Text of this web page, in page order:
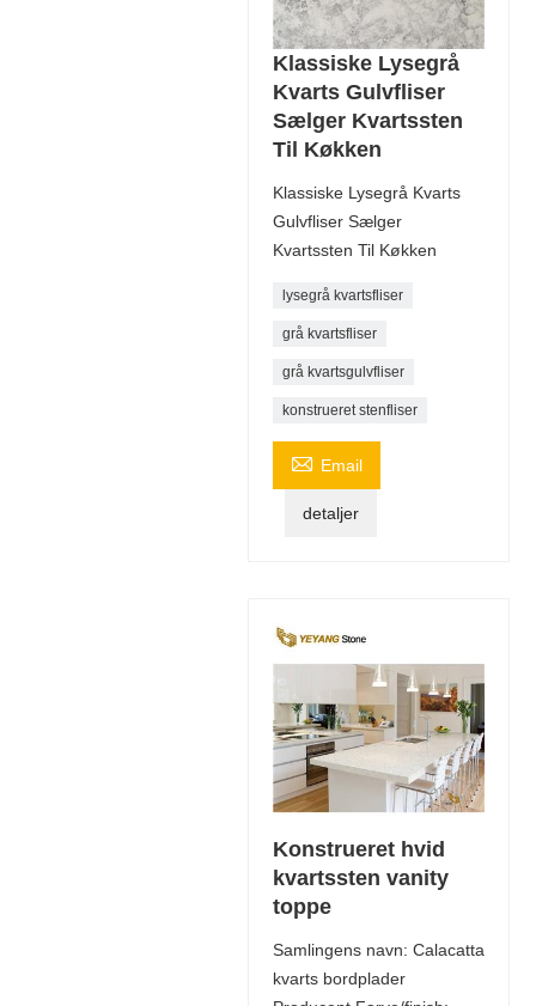
Klassiske Lysegrå
Kvarts Gulvfliser
Sælger Kvartssten
Til Køkken
Klassiske Lysegrå Kvarts
Gulvfliser Sælger
Kvartssten Til Køkken
lysegrå kvartsfliser
grå kvartsfliser
grå kvartsgulvfliser
konstrueret stenfliser
 Email
detaljer
Konstrueret hvid
kvartssten vanity
toppe
Samlingens navn: Calacatta
kvarts bordplader